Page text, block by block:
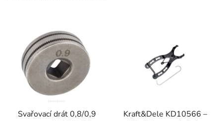
Svařovací drát 0,8/0,9
Kraft&Dele KD10566 –